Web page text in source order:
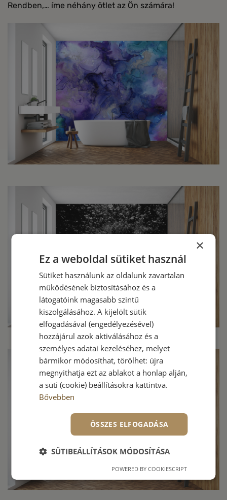
Rendben,… íme néhány ötlet az Ön számára!
×
Ez a weboldal sütiket használ
Sütiket használunk az oldalunk zavartalan
működésének biztosításához és a
látogatóink magasabb szintű
kiszolgálásához. A kijelölt sütik
elfogadásával (engedélyezésével)
hozzájárul azok aktiválásához és a
személyes adatai kezeléséhez, melyet
bármikor módosíthat, törölhet: újra
megnyithatja ezt az ablakot a honlap alján,
a süti (cookie) beállításokra kattintva.
Bővebben
ÖSSZES ELFOGADÁSA
SÜTIBEÁLLÍTÁSOK MÓDOSÍTÁSA
POWERED BY COOKIESCRIPT